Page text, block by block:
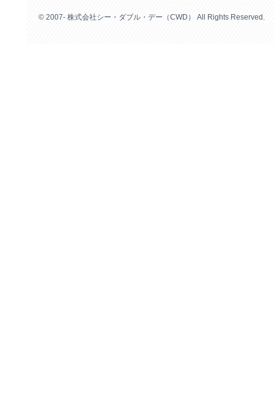
© 2007- 株式会社シー・ダブル・デー（CWD） All Rights Reserved.